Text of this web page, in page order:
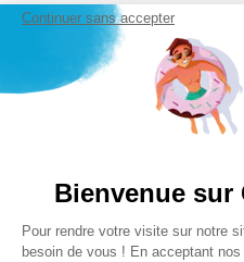
Inscrivez vous à notre
Continuer sans accepter
Bienvenue sur
Plateforme de
Pour rendre votre visite sur notre
besoin de vous ! En acceptant
Axeptio